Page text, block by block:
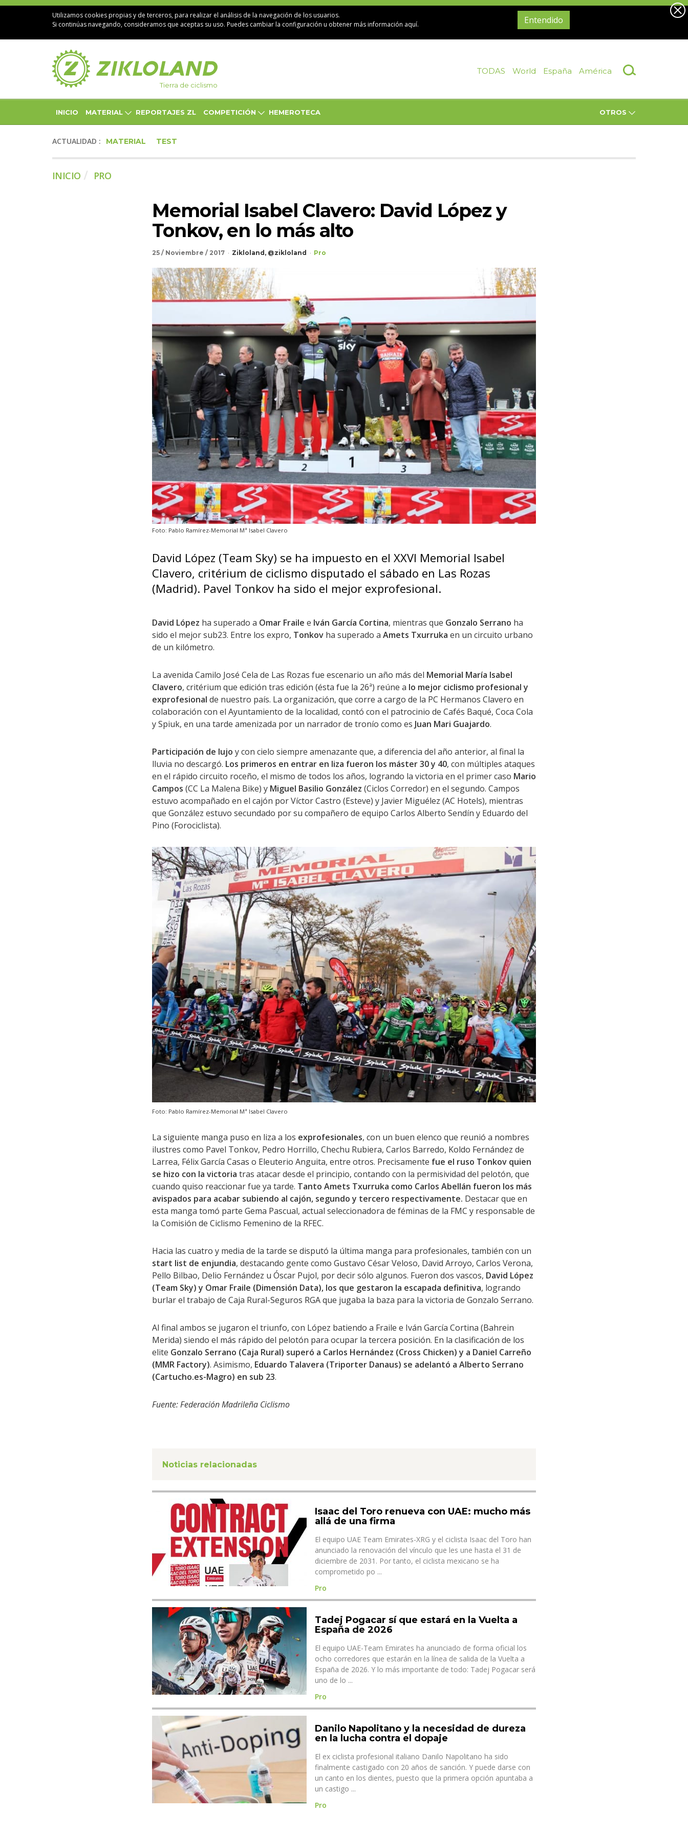
Utilizamos cookies propias y de terceros, para realizar el análisis de la navegación de los usuarios.
Si continúas navegando, consideramos que aceptas su uso. Puedes cambiar la configuración u obtenermás información aquí. Entendido
Tierra de ciclismo
TODAS World España América
INICIO MATERIAL REPORTAJES ZL COMPETICIÓN HEMEROTECA OTROS
ACTUALIDAD : MATERIAL TEST
INICIO PRO
Memorial Isabel Clavero: David López y
Tonkov, en lo más alto
25 / Noviembre / 2017 Zikloland, @zikloland Pro
Foto: Pablo Ramírez-Memorial Mª Isabel Clavero
David López (Team Sky) se ha impuesto en el XXVI Memorial Isabel
Clavero, critérium de ciclismo disputado el sábado en Las Rozas
(Madrid). Pavel Tonkov ha sido el mejor exprofesional.
David López ha superado a Omar Fraile e Iván García Cortina, mientras que Gonzalo Serrano ha
sido el mejor sub23. Entre los expro, Tonkov ha superado a Amets Txurruka en un circuito urbano
de un kilómetro.
La avenida Camilo José Cela de Las Rozas fue escenario un año más del Memorial María Isabel
Clavero, critérium que edición tras edición (ésta fue la 26ª) reúne a lo mejor ciclismo profesional y
exprofesional de nuestro país. La organización, que corre a cargo de la PC Hermanos Clavero en
colaboración con el Ayuntamiento de la localidad, contó con el patrocinio de Cafés Baqué, Coca Cola
y Spiuk, en una tarde amenizada por un narrador de tronío como es Juan Mari Guajardo.
Participación de lujo y con cielo siempre amenazante que, a diferencia del año anterior, al final la
lluvia no descargó. Los primeros en entrar en liza fueron los máster 30 y 40, con múltiples ataques
en el rápido circuito roceño, el mismo de todos los años, logrando la victoria en el primer caso Mario
Campos (CC La Malena Bike) y Miguel Basilio González (Ciclos Corredor) en el segundo. Campos
estuvo acompañado en el cajón por Víctor Castro (Esteve) y Javier Miguélez (AC Hotels), mientras
que González estuvo secundado por su compañero de equipo Carlos Alberto Sendín y Eduardo del
Pino (Forociclista).
Foto: Pablo Ramírez-Memorial Mª Isabel Clavero
La siguiente manga puso en liza a los exprofesionales, con un buen elenco que reunió a nombres
ilustres como Pavel Tonkov, Pedro Horrillo, Chechu Rubiera, Carlos Barredo, Koldo Fernández de
Larrea, Félix García Casas o Eleuterio Anguita, entre otros. Precisamente fue el ruso Tonkov quien
se hizo con la victoria tras atacar desde el principio, contando con la permisividad del pelotón, que
cuando quiso reaccionar fue ya tarde. Tanto Amets Txurruka como Carlos Abellán fueron los más
avispados para acabar subiendo al cajón, segundo y tercero respectivamente. Destacar que en
esta manga tomó parte Gema Pascual, actual seleccionadora de féminas de la FMC y responsable de
la Comisión de Ciclismo Femenino de la RFEC.
Hacia las cuatro y media de la tarde se disputó la última manga para profesionales, también con un
start list de enjundia, destacando gente como Gustavo César Veloso, David Arroyo, Carlos Verona,
Pello Bilbao, Delio Fernández u Óscar Pujol, por decir sólo algunos. Fueron dos vascos, David López
(Team Sky) y Omar Fraile (Dimensión Data), los que gestaron la escapada definitiva, logrando
burlar el trabajo de Caja Rural-Seguros RGA que jugaba la baza para la victoria de Gonzalo Serrano.
Al final ambos se jugaron el triunfo, con López batiendo a Fraile e Iván García Cortina (Bahrein
Merida) siendo el más rápido del pelotón para ocupar la tercera posición. En la clasificación de los
elite Gonzalo Serrano (Caja Rural) superó a Carlos Hernández (Cross Chicken) y a Daniel Carreño
(MMR Factory). Asimismo, Eduardo Talavera (Triporter Danaus) se adelantó a Alberto Serrano
(Cartucho.es-Magro) en sub 23.
Fuente: Federación Madrileña Ciclismo
Noticias relacionadas
Isaac del Toro renueva con UAE: mucho más
allá de una firma
El equipo UAE Team Emirates-XRG y el ciclista Isaac del Toro han
anunciado la renovación del vínculo que les une hasta el 31 de
diciembre de 2031. Por tanto, el ciclista mexicano se ha
comprometido po ...
Pro
Tadej Pogacar sí que estará en la Vuelta a
España de 2026
El equipo UAE-Team Emirates ha anunciado de forma oficial los
ocho corredores que estarán en la línea de salida de la Vuelta a
España de 2026. Y lo más importante de todo: Tadej Pogacar será
uno de lo ...
Pro
Danilo Napolitano y la necesidad de dureza
en la lucha contra el dopaje
El ex ciclista profesional italiano Danilo Napolitano ha sido
finalmente castigado con 20 años de sanción. Y puede darse con
un canto en los dientes, puesto que la primera opción apuntaba a
un castigo ...
Pro